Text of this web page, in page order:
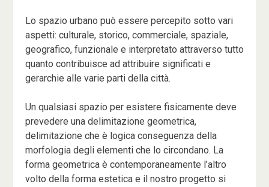
Lo spazio urbano può essere percepito sotto vari
aspetti: culturale, storico, commerciale, spaziale,
geografico, funzionale e interpretato attraverso tutto
quanto contribuisce ad attribuire significati e
gerarchie alle varie parti della città.
Un qualsiasi spazio per esistere fisicamente deve
prevedere una delimitazione geometrica,
delimitazione che è logica conseguenza della
morfologia degli elementi che lo circondano. La
forma geometrica è contemporaneamente l’altro
volto della forma estetica e il nostro progetto si